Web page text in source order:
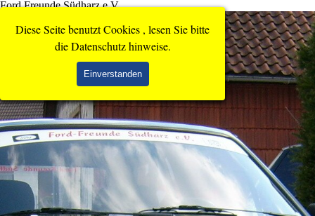
Diese Seite benutzt Cookies , lesen Sie bitte
die Datenschutz hinweise.
Einverstanden
Ford Freunde Südharz e.V.